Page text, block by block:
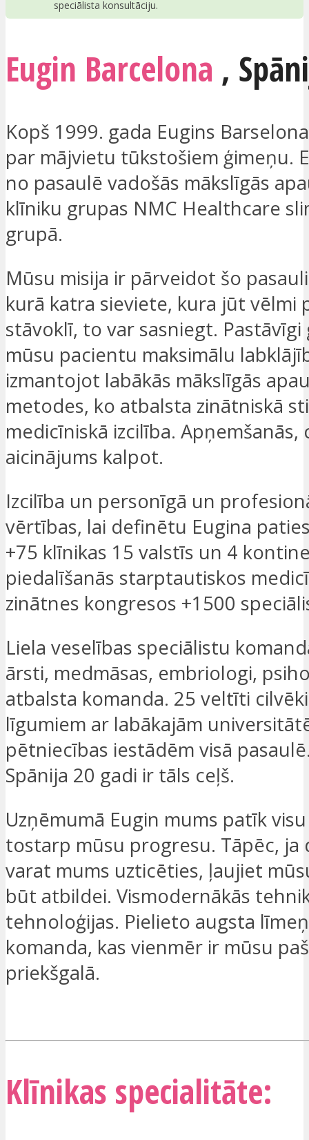
speciālista konsultāciju.
Eugin Barcelona ,
Kopš 1999. gada Eugins
par mājvietu tūkstošiem ģimeņu.
no pasaulē vadošās mākslīgās
klīniku grupas NMC Healthcare
grupā.
Mūsu misija ir pārveidot šo
kurā katra sieviete, kura jūt vēlmi
stāvoklī, to var sasniegt.
mūsu pacientu maksimālu
izmantojot labākās mākslīgās
metodes, ko atbalsta zinātniskā
medicīniskā izcilība. Apņemšanās,
aicinājums kalpot.
Izcilība un personīgā un
vērtības, lai definētu Eugina
+75 klīnikas 15 valstīs un 4
piedalīšanās starptautiskos
zinātnes kongresos +1500
Liela veselības speciālistu
ārsti, medmāsas, embriologi,
atbalsta komanda. 25 veltīti
līgumiem ar labākajām
pētniecības iestādēm visā
Spānija 20 gadi ir tāls ceļš.
Uzņēmumā Eugin mums patīk
tostarp mūsu progresu. Tāpēc, ja
varat mums uzticēties, ļaujiet
būt atbildei. Vismodernākās
tehnoloģijas. Pielieto augsta
komanda, kas vienmēr ir mūsu
priekšgalā.
Klīnikas specialitāte: